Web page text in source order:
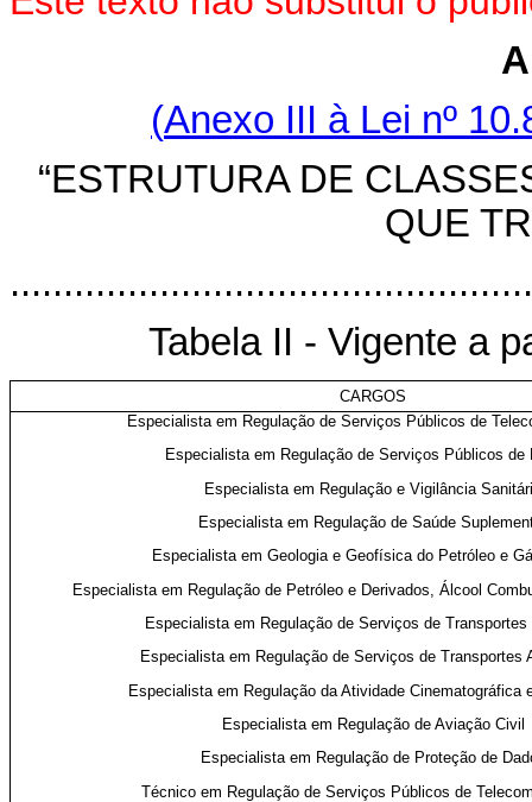
(Anexo III à Lei nº
“ESTRUTURA DE
QUE
Tabela II - Vigente a
CARGOS
Especialista em Regulação de Serviços Públicos de
Especialista em Regulação de Serviços Públicos de
Especialista em Regulação e Vigilância
Especialista em Regulação de Saúde
Especialista em Geologia e Geofísica do Petróleo e
Especialista em Regulação de Petróleo e Derivados, Álcool
Especialista em Regulação de Serviços de Transportes
Especialista em Regulação de Serviços de Transportes
Especialista em Regulação da Atividade Cinematográfica
Especialista em Regulação de Aviação Civil
Especialista em Regulação de Proteção de
Técnico em Regulação de Serviços Públicos de